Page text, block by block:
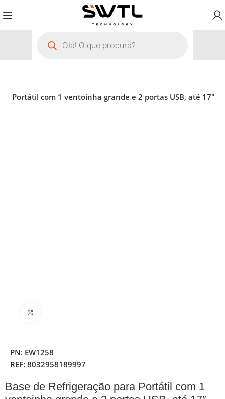
Portátil com 1 ventoinha grande e 2 portas USB, até 17″
PN: EW1258
REF:8032958189997
Base de Refrigeração para Portátil com 1